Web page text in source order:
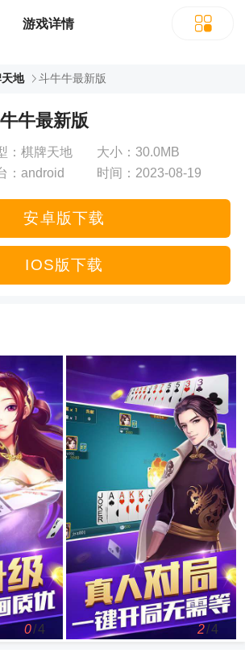
游戏详情
地 斗牛牛最新版
牛最新版
： 棋牌天地 大小：30.0MB
： android 时间： 2023-08-19
安卓版下载
IOS版下载
0/4 2/4